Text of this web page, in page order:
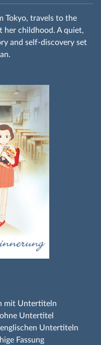
Tokyo, travels to the
her childhood. A quiet,
and self-discovery set
mit Untertiteln
Untertitel
Untertiteln
Fassung